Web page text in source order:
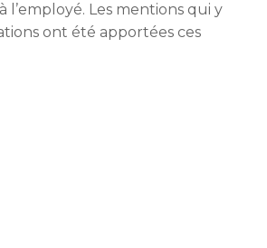
Les mentions qui y
ont été apportées ces